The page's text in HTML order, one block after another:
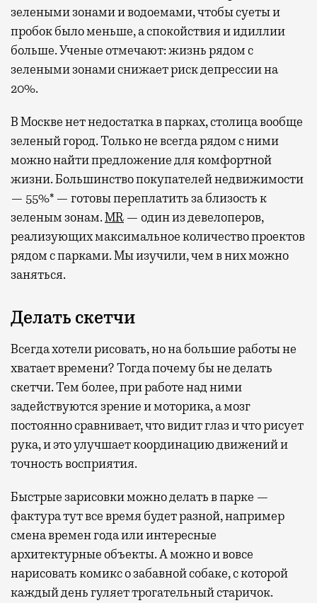
зелеными зонами и водоемами, чтобы суеты и
пробок было меньше, а спокойствия и идиллии
больше. Ученые отмечают: жизнь рядом с
зелеными зонами снижает риск депрессии на
20%.
В Москве нет недостатка в парках, столица вообще
зеленый город. Только не всегда рядом с ними
можно найти предложение для комфортной
жизни. Большинство покупателей недвижимости
— 55%* — готовы переплатить за близость к
зеленым зонам.MR — один из девелоперов,
реализующих максимальное количество проектов
рядом с парками. Мы изучили, чем в них можно
заняться.
Делать скетчи
Всегда хотели рисовать, но на большие работы не
хватает времени? Тогда почему бы не делать
скетчи. Тем более, при работе над ними
задействуются зрение и моторика, а мозг
постоянно сравнивает, что видит глаз и что рисует
рука, и это улучшает координацию движений и
точность восприятия.
Быстрые зарисовки можно делать в парке —
фактура тут все время будет разной, например
смена времен года или интересные
архитектурные объекты. А можно и вовсе
нарисовать комикс о забавной собаке, с которой
каждый день гуляет трогательный старичок.